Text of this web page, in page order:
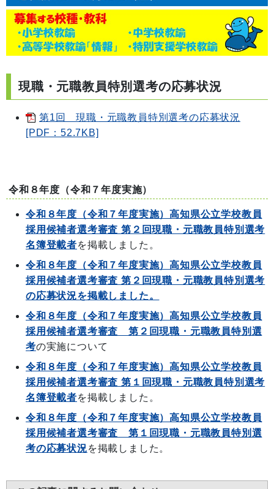
現職・元職教員特別選考の応募状況
第1回 現職・元職教員特別選考の応募状況
[PDF：52.7KB]
令和８年度（令和７年度実施）
令和８年度（令和７年度実施）高知県公立学校教員
採用候補者選考審査 第２回現職・元職教員特別選考
名簿登載者を掲載しました。
令和８年度（令和７年度実施）高知県公立学校教員
採用候補者選考審査 第２回現職・元職教員特別選考
の応募状況を掲載しました。
令和８年度（令和７年度実施）高知県公立学校教員
採用候補者選考審査 第２回現職・元職教員特別選
考の実施について
令和８年度（令和７年度実施）高知県公立学校教員
採用候補者選考審査 第１回現職・元職教員特別選考
名簿登載者を掲載しました。
令和８年度（令和７年度実施）高知県公立学校教員
採用候補者選考審査 第１回現職・元職教員特別選
考の応募状況を掲載しました。